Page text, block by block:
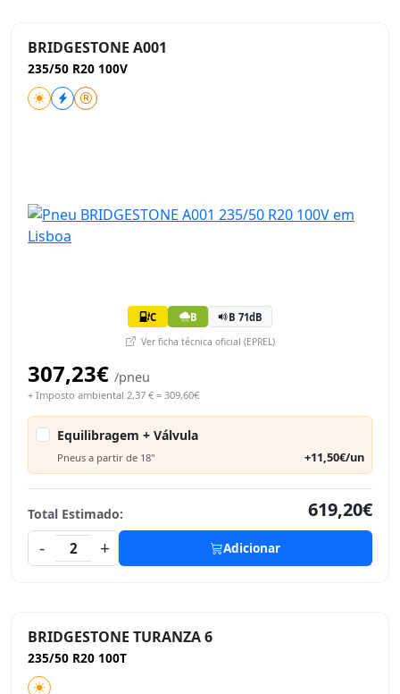
BRIDGESTONE A001
235/50 R20 100V
C B B 71dB
Ver ficha técnica oficial (EPREL)
307,23€ /pneu
+ Imposto ambiental 2,37 € = 309,60€
Equilibragem + Válvula
Pneus a partir de 18" +11,50€/un
Total Estimado:
619,20€
-
2 + Adicionar
BRIDGESTONE TURANZA 6
235/50 R20 100T